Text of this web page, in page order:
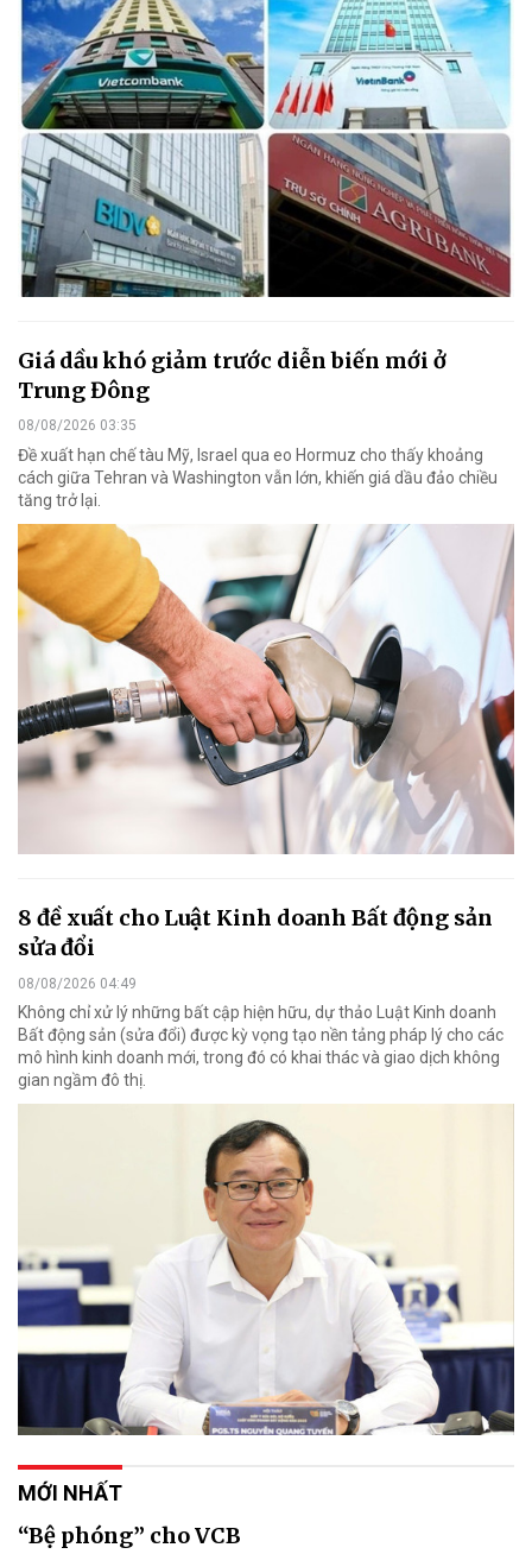
Giá dầu khó giảm trước diễn biến mới ở
Trung Đông
08/08/2026 03:35
Đề xuất hạn chế tàu Mỹ, Israel qua eo Hormuz cho thấy khoảng
cách giữa Tehran và Washington vẫn lớn, khiến giá dầu đảo chiều
tăng trở lại.
8 đề xuất cho Luật Kinh doanh Bất động sản
sửa đổi
08/08/2026 04:49
Không chỉ xử lý những bất cập hiện hữu, dự thảo Luật Kinh doanh
Bất động sản (sửa đổi) được kỳ vọng tạo nền tảng pháp lý cho các
mô hình kinh doanh mới, trong đó có khai thác và giao dịch không
gian ngầm đô thị.
MỚI NHẤT
“Bệ phóng” cho VCB